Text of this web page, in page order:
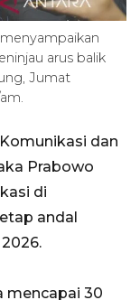
arus balik
Jumat
dan
Prabowo
di
andal
mencapai 30